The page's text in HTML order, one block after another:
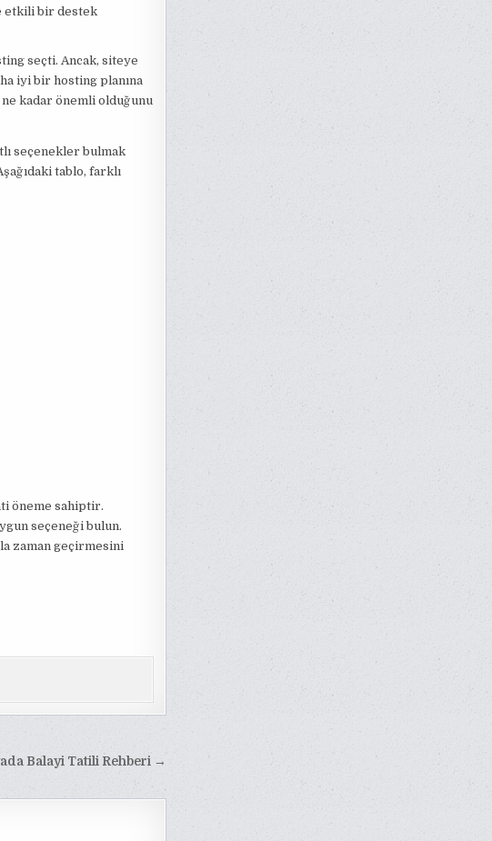
etkili bir destek
seçti. Ancak, siteye
iyi bir hosting planına
kadar önemli olduğunu
seçenekler bulmak
tablo, farklı
öneme sahiptir.
seçeneği bulun.
zaman geçirmesini
Balayi Tatili Rehberi →